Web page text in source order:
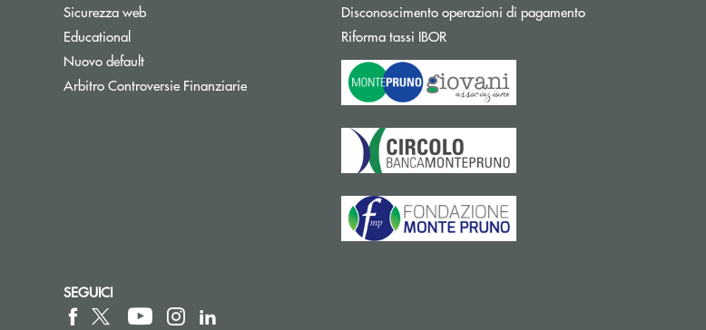
Sicurezza web
Educational
Nuovo default
Arbitro Controversie FinanziarieApre una nuova finestra
Disconoscimento operazioni di pagamento
Riforma tassi IBORApre una nuova finestra
SEGUICI